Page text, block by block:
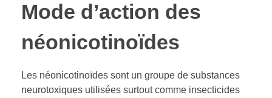
Mode d’action des
néonicotinoïdes
Les néonicotinoïdes sont un groupe de substances
neurotoxiques utilisées surtout comme insecticides